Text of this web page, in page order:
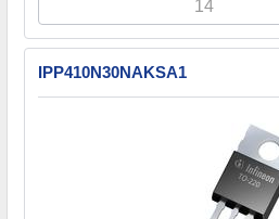
IPP410N30NAKSA1